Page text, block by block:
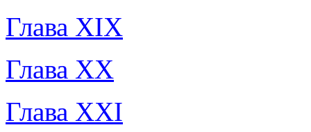
Глава XIX
Глава XX
Глава XXI